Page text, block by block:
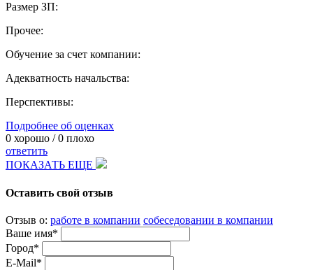
Размер ЗП:
Прочее:
Обучение за счет компании:
Адекватность начальства:
Перспективы:
Подробнее об оценках
0 хорошо /0 плохо
ответить
ПОКАЗАТЬ ЕЩЕ
Оставить свой отзыв
Отзыв о: работе в компании собеседовании в компании
Ваше имя*
Город*
E-Mail*